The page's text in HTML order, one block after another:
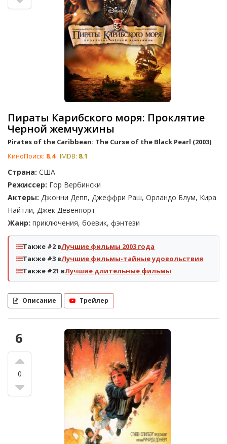
Пираты Карибского моря: Проклятие
Черной жемчужины
Pirates of the Caribbean: The Curse of the Black Pearl (2003)
КиноПоиск: 8.4 IMDB: 8.1
Страна: США
Режиссер: Гор Вербински
Актеры: Джонни Депп, Джеффри Раш, Орландо Блум, Кира
Найтли, Джек Девенпорт
Жанр: приключения, боевик, фэнтези
Также #2 вЛучшие фильмы 2003 года
Также #3 вЛучшие фильмы-тайные удовольствия
Также #21 вЛучшие длительные фильмы
Описание Трейлер
6
0